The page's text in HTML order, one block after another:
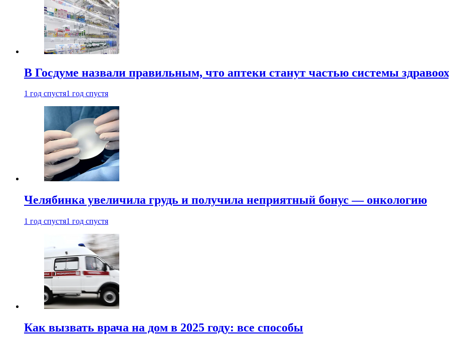
В Госдуме назвали правильным, что аптеки станут частью системы
1 год спустя1 год спустя
Челябинка увеличила грудь и получила неприятный бонус — онкологию
1 год спустя1 год спустя
Как вызвать врача на дом в 2025 году: все способы